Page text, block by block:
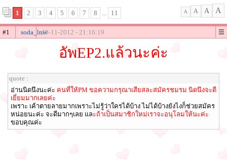
1 2 3 4 5 6 7 8 ... 11 A A A A
#1 soda_lnw28-11-2012 - 21:16:19
อัพEP2.แล้วนะค่ะ
quote :
อ่านนิดนึงนะค่ะ คนที่ให้PM ขอความกรุณาเสียสละสมัครชมรม นิดนึงจะดี
เยี่ยมมากเลยค่ะ
เพราะ เค้าตายลายมากเพราะไม่รู้ว่าใครได้บ้าง ไม่ได้บ้างยังไงก็ช่วยสมัคร
หน่อยนะค่ะ จะดีมากๆเลย และถ้าเป็นสมาชิกใหม่เราจะอนุโลมให้นะค่ะ
ขอบคุณค่ะ